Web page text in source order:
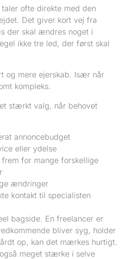
ofte direkte med den
Det giver kort vej fra
der skal ændres noget i
ikke tre led, der først skal
og mere ejerskab. Især når
kompleks.
stærkt valg, når behovet
annoncebudget
eller ydelse
frem for mange forskellige
ændringer
kontakt til specialisten
bagside. En freelancer er
bliver syg, holder
op, kan det mærkes hurtigt.
meget stærke i selve